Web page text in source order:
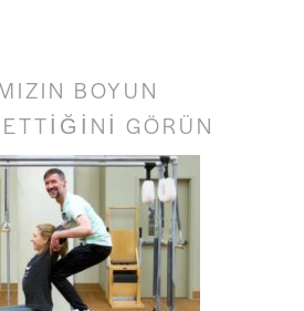
BOYUN
GÖRÜN